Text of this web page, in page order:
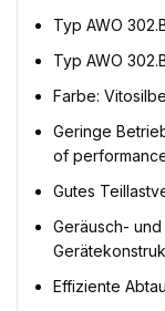
Typ AWO
Typ AWO
Farbe:
Geringe
of
Gutes
Geräusch-
Effiziente